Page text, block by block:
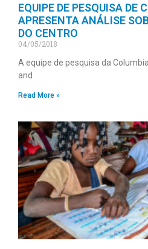
EQUIPE DE PESQUISA DE
APRESENTA ANÁLISE
DO CENTRO
04/05/2018
A equipe de pesquisa da
and
Read More »